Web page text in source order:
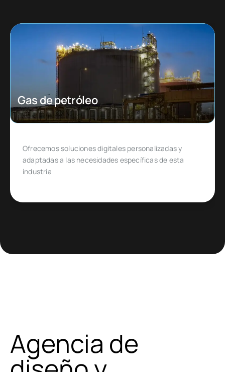
Ecommerce
Diseñado para emprendedores y empresas que
quieren ingresar o expandirse en un mercado de
comercio electrónico muy específico
Agencia de